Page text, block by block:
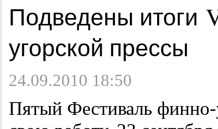
Подведены итоги
угорской прессы
24.09.2010 18:50
Пятый Фестиваль финно-